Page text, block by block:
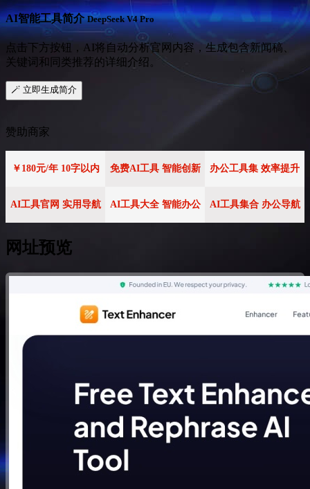
AI智能工具简介DeepSeek V4 Pro
点击下方按钮，AI将自动分析官网内容，生成包含新闻稿、
关键词和同类推荐的详细介绍。
🪄 立即生成简介
赞助商家
￥180元/年 10字以内 免费AI工具 智能创新 办公工具集 效率提升
AI工具官网 实用导航 AI工具大全 智能办公 AI工具集合 办公导航
网址预览